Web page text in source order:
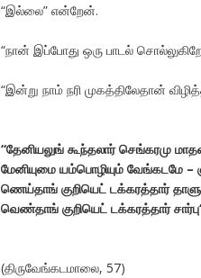
“இல்லை” என்றேன்.
“நான் இப்போது ஒரு பாடல்
“இன்று நாம் நரி முகத்திலேதான்
“தேனியலுங் கூந்தலார் செங்கரமு
மேனியுமை யம்பொழியும் வேங்கடமே–
ணெய்தாங் குறியெட் டக்கரத்தார்
வெண்தாங் குறியெட் டக்கரத்தார் சார்பு
(திருவேங்கடமாலை, 57)